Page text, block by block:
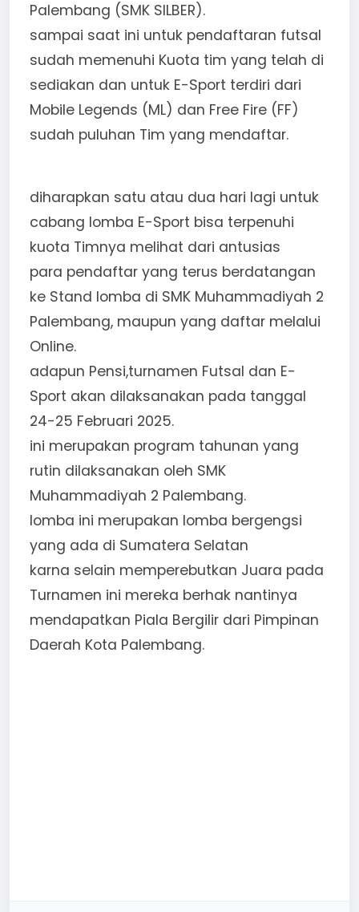
Palembang (SMK SILBER).
sampai saat ini untuk pendaftaran futsal
sudah memenuhi Kuota tim yang telah di
sediakan dan untuk E-Sport terdiri dari
Mobile Legends (ML) dan Free Fire (FF)
sudah puluhan Tim yang mendaftar.
diharapkan satu atau dua hari lagi untuk
cabang lomba E-Sport bisa terpenuhi
kuota Timnya melihat dari antusias
para pendaftar yang terus berdatangan
ke Stand lomba di SMK Muhammadiyah 2
Palembang, maupun yang daftar melalui
Online.
adapun Pensi,turnamen Futsal dan E-
Sport akan dilaksanakan pada tanggal
24-25 Februari 2025.
ini merupakan program tahunan yang
rutin dilaksanakan oleh SMK
Muhammadiyah 2 Palembang.
lomba ini merupakan lomba bergengsi
yang ada di Sumatera Selatan
karna selain memperebutkan Juara pada
Turnamen ini mereka berhak nantinya
mendapatkan Piala Bergilir dari Pimpinan
Daerah Kota Palembang.